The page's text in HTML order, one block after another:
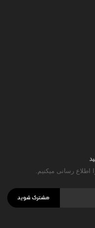
اطلاع رسانی میکنیم.
مشترک شوید